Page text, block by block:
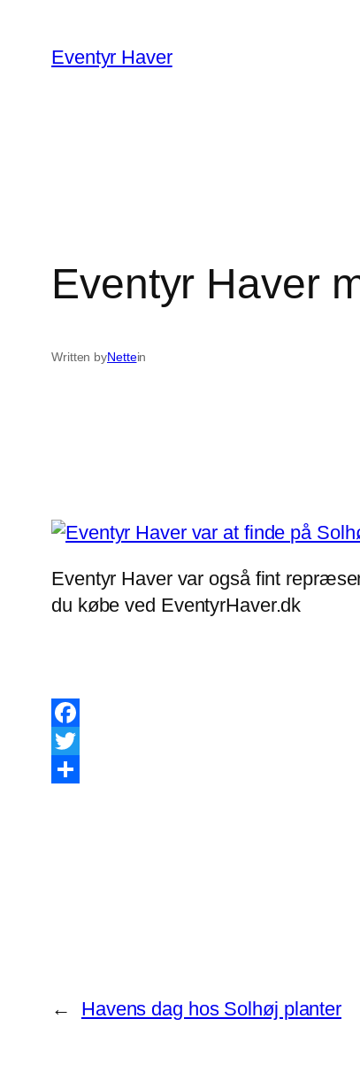
indhold
Eventyr Haver
Eventyr Haver
Written byNettein
Eventyr Haver var også fint
du købe ved EventyrHaver.dk
Facebook
Twitter
← Havens dag hos Solhøj planter